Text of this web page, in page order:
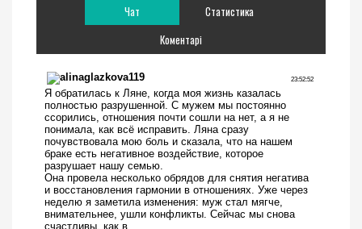
Чат
Статистика
Коментарі